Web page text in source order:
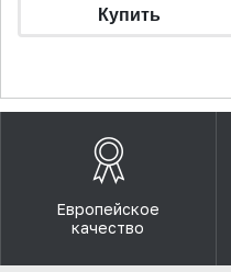
Европейское
качество